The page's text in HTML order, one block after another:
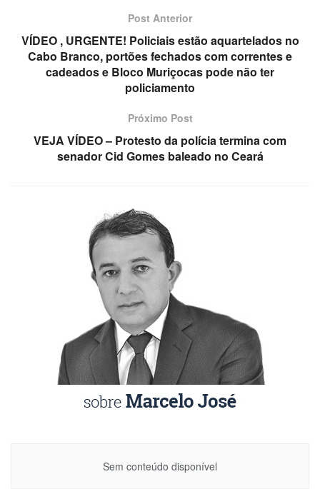
Post Anterior
VÍDEO , URGENTE! Policiais estão aquartelados no
Cabo Branco, portões fechados com correntes e
cadeados e Bloco Muriçocas pode não ter
policiamento
Próximo Post
VEJA VÍDEO – Protesto da polícia termina com
senador Cid Gomes baleado no Ceará
Sem conteúdo disponível